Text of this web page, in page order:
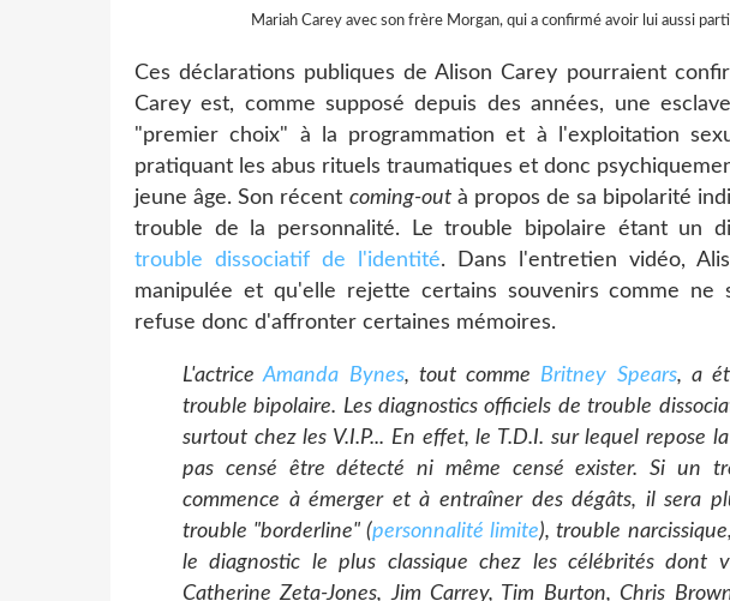
Mariah Carey avec son frère Morgan, qui a confirmé avoir lui aussi
Ces déclarations publiques de Alison Carey pourraient
Carey est, comme supposé depuis des années, une esclave
"premier choix" à la programmation et à l'exploitation
pratiquant les abus rituels traumatiques et donc
jeune âge. Son récent coming-outà propos de sa bipolarité
trouble de la personnalité. Le trouble bipolaire étant un
trouble dissociatif de l'identité. Dans l'entretien vidéo,
manipulée et qu'elle rejette certains souvenirs comme ne
refuse donc d'affronter certaines mémoires.
L'actriceAmanda Bynes, tout comme Britney Spears, a
trouble bipolaire. Les diagnostics officiels de trouble
surtout chez les V.I.P... En effet, le T.D.I. sur lequel repose
pas censé être détecté ni même censé exister. Si un
commence à émerger et à entraîner des dégâts, il sera
trouble "borderline" (personnalité limite), trouble
le diagnostic le plus classique chez les célébrités dont
Catherine Zeta-Jones, Jim Carrey, Tim Burton, Chris